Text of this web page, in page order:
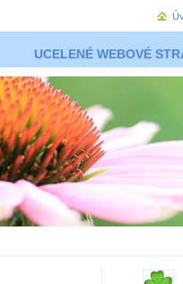
UCELENÉ WEBOVÉ